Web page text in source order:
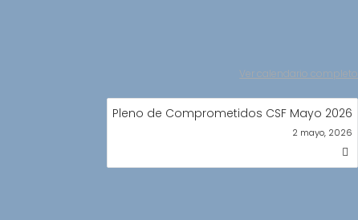
Ver calendario completo
Pleno de Comprometidos CSF Mayo 2026
2 mayo, 2026